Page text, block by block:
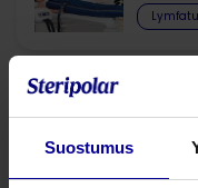
Suostumus